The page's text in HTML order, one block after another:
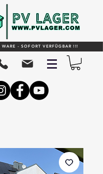
WARE - SOFORT VERFÜGBAR !!!